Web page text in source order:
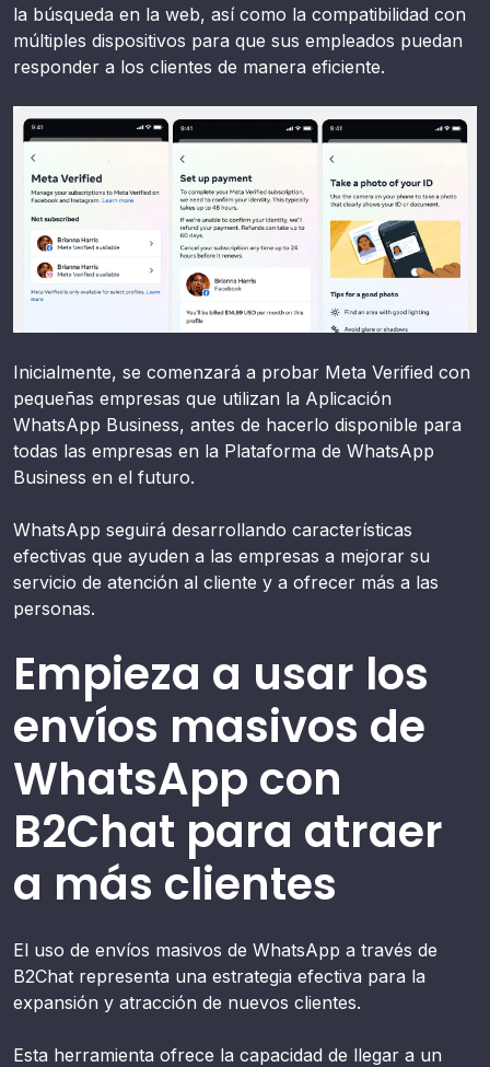
la búsqueda en la web, así como la compatibilidad con
múltiples dispositivos para que sus empleados puedan
responder a los clientes de manera eficiente.
Inicialmente, se comenzará a probar Meta Verified con
pequeñas empresas que utilizan la Aplicación
WhatsApp Business, antes de hacerlo disponible para
todas las empresas en la Plataforma de WhatsApp
Business en el futuro.
WhatsApp seguirá desarrollando características
efectivas que ayuden a las empresas a mejorar su
servicio de atención al cliente y a ofrecer más a las
personas.
Empieza a usar los
envíos masivos de
WhatsApp con
B2Chat para atraer
a más clientes
El uso de envíos masivos de WhatsApp a través de
B2Chat representa una estrategia efectiva para la
expansión y atracción de nuevos clientes.
Esta herramienta ofrece la capacidad de llegar a un